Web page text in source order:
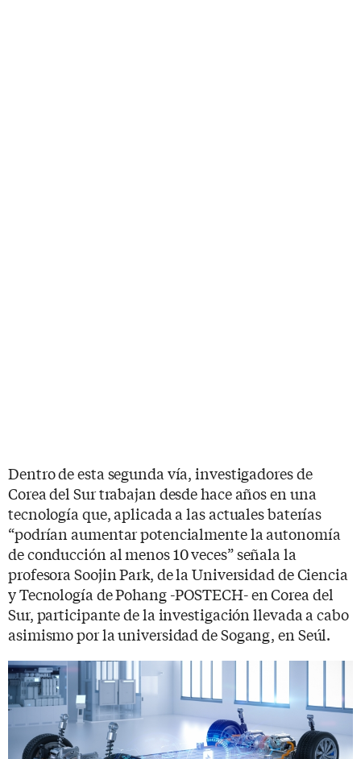
Dentro de esta segunda vía, investigadores de
Corea del Sur trabajan desde hace años en una
tecnología que, aplicada a las actuales baterías
“podrían aumentar potencialmente la autonomía
de conducción al menos 10 veces” señala la
profesora Soojin Park, de la Universidad de Ciencia
y Tecnología de Pohang -POSTECH- en Corea del
Sur, participante de la investigación llevada a cabo
asimismo por la universidad de Sogang, en Seúl.